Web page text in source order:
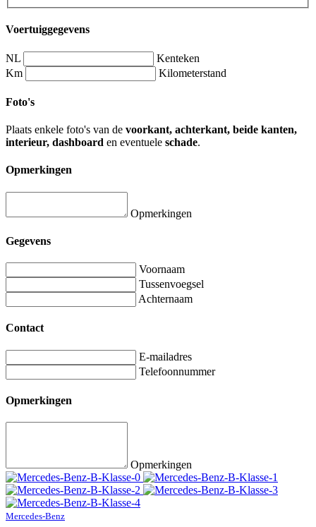
Voertuiggegevens
NL
Kenteken
Km
Kilometerstand
Foto's
Plaats enkele foto's van de voorkant, achterkant, beide kanten,
interieur, dashboard en eventuele schade.
Opmerkingen
Opmerkingen
Gegevens
Voornaam
Tussenvoegsel
Achternaam
Contact
E-mailadres
Telefoonnummer
Opmerkingen
Opmerkingen
Mercedes-Benz